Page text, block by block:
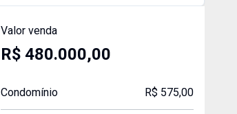
Valor venda
R$ 480.000,00
Condomínio R$ 575,00